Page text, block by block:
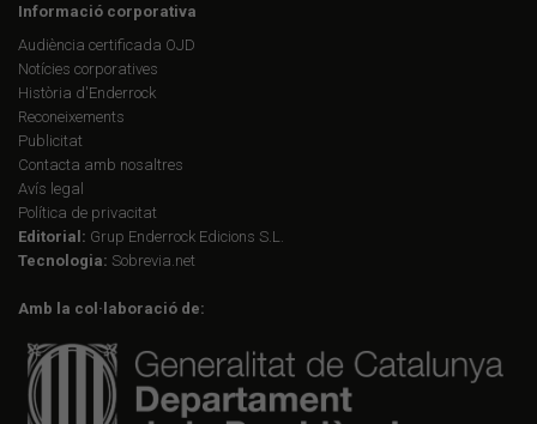
Informació corporativa
Audiència certificada OJD
Notícies corporatives
Història d'Enderrock
Reconeixements
Publicitat
Contacta amb nosaltres
Avís legal
Política de privacitat
Editorial: Grup Enderrock Edicions S.L.
Tecnologia: Sobrevia.net
Amb la col·laboració de: